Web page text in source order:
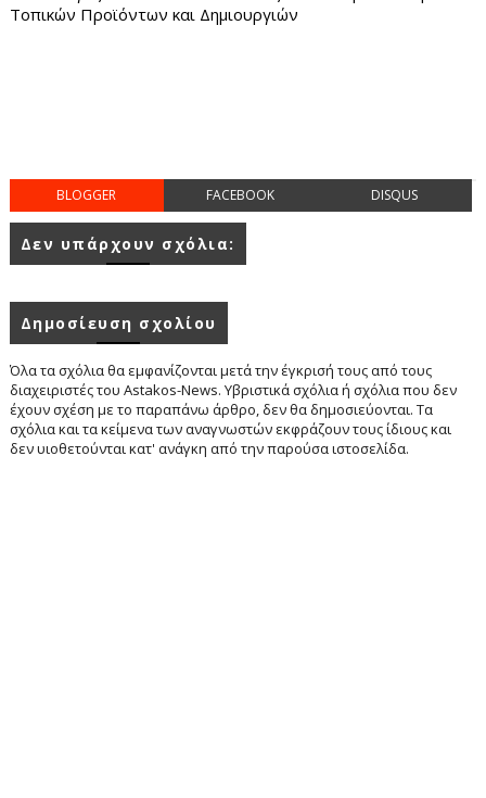
Τοπικών Προϊόντων και Δημιουργιών
BLOGGER FACEBOOK DISQUS
Δεν υπάρχουν σχόλια:
Δημοσίευση σχολίου
Όλα τα σχόλια θα εμφανίζονται μετά την έγκρισή τους από τους
διαχειριστές του Astakos-News. Υβριστικά σχόλια ή σχόλια που δεν
έχουν σχέση με το παραπάνω άρθρο, δεν θα δημοσιεύονται. Τα
σχόλια και τα κείμενα των αναγνωστών εκφράζουν τους ίδιους και
δεν υιοθετούνται κατ' ανάγκη από την παρούσα ιστοσελίδα.